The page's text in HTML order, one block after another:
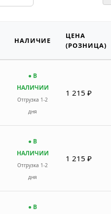
НАЛИЧИЕ
ЦЕНА
(РОЗНИЦА)
● В
НАЛИЧИИ
Отгрузка 1-2
дня
1 215 ₽
● В
НАЛИЧИИ
Отгрузка 1-2
дня
1 215 ₽
● В